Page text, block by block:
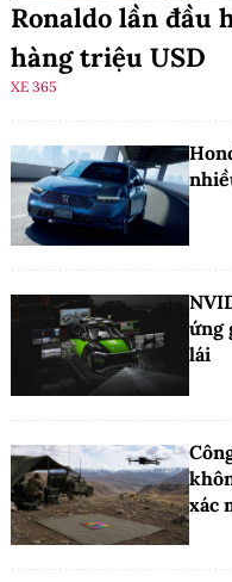
Ronaldo lần đầu
hàng triệu USD
XE 365
ứng
lái
xác